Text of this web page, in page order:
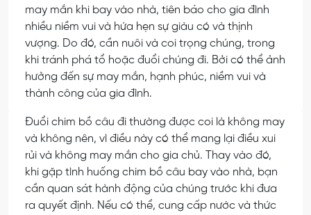
may mắn khi bay vào nhà, tiên báo cho gia đình
nhiều niềm vui và hứa hẹn sự giàu có và thịnh
vượng. Do đó, cần nuôi và coi trọng chúng, trong
khi tránh phá tổ hoặc đuổi chúng đi. Bởi có thể ảnh
hưởng đến sự may mắn, hạnh phúc, niềm vui và
thành công của gia đình.
Đuổi chim bồ câu đi thường được coi là không may
và không nên, vì điều này có thể mang lại điều xui
rủi và không may mắn cho gia chủ. Thay vào đó,
khi gặp tình huống chim bồ câu bay vào nhà, bạn
cần quan sát hành động của chúng trước khi đưa
ra quyết định. Nếu có thể, cung cấp nước và thức